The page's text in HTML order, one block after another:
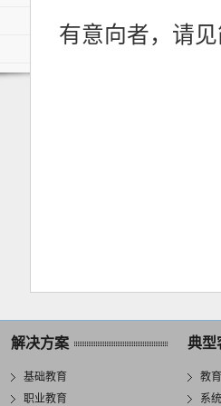
有意向者，请
解决方案
基础教育
职业教育
典型
教
系